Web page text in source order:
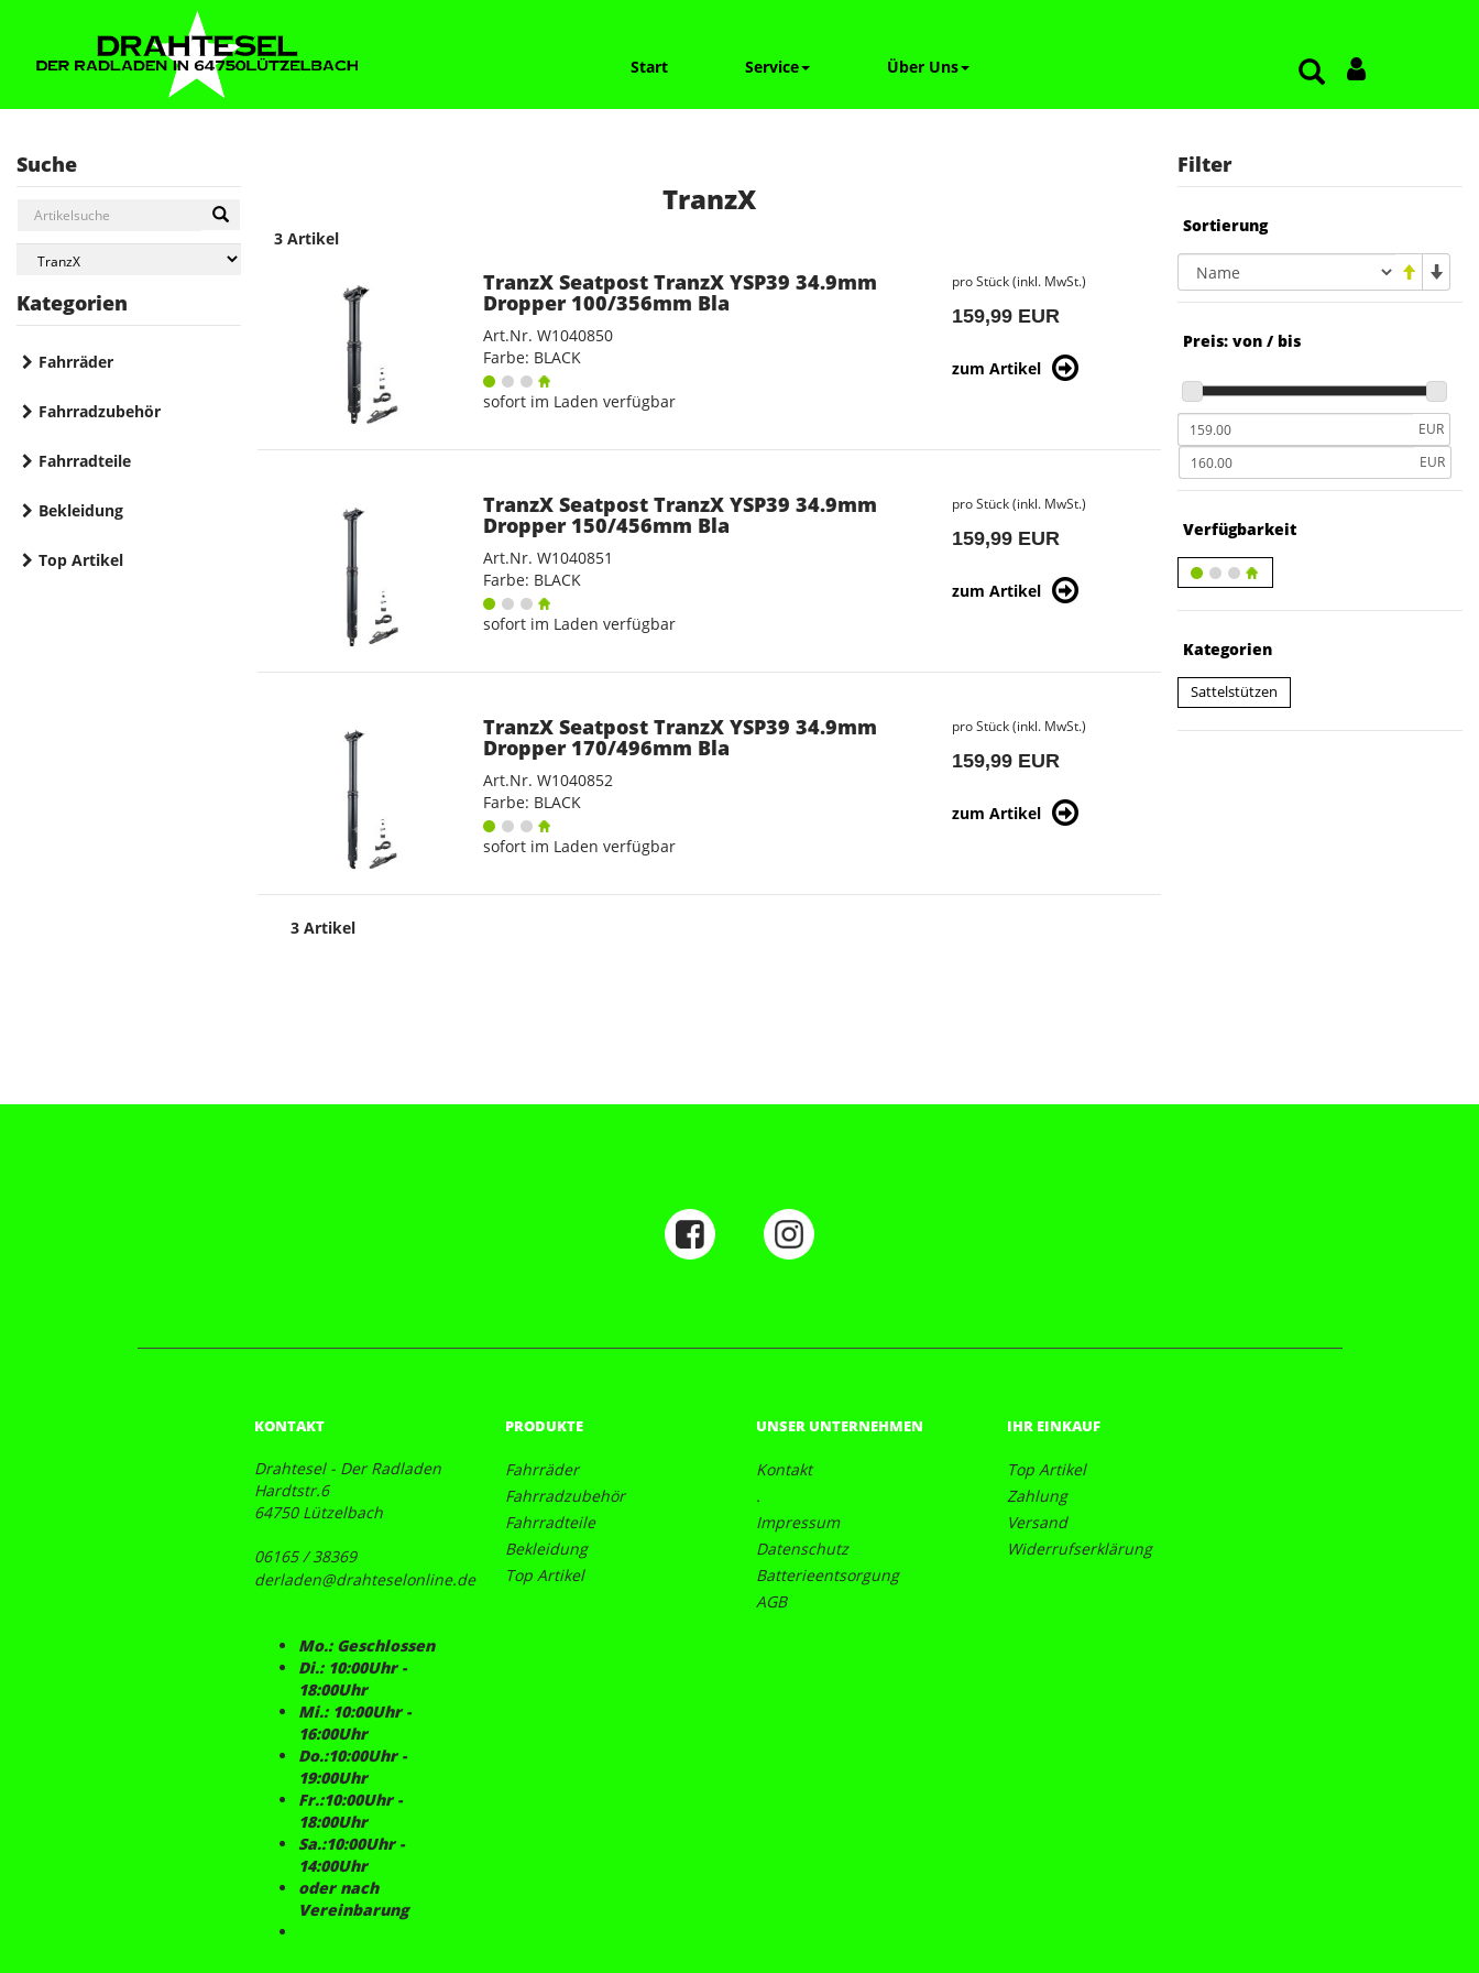
Start Service Über Uns
Suche
Kategorien
Fahrräder
Fahrradzubehör
Fahrradteile
Bekleidung
Top Artikel
TranzX
3 Artikel
TranzX Seatpost TranzX YSP39 34.9mm
Dropper 100/356mm Bla
Art.Nr. W1040850
Farbe: BLACK
sofort im Laden verfügbar
pro Stück (inkl. MwSt.)
159,99 EUR
zum Artikel
TranzX Seatpost TranzX YSP39 34.9mm
Dropper 150/456mm Bla
Art.Nr. W1040851
Farbe: BLACK
sofort im Laden verfügbar
pro Stück (inkl. MwSt.)
159,99 EUR
zum Artikel
TranzX Seatpost TranzX YSP39 34.9mm
Dropper 170/496mm Bla
Art.Nr. W1040852
Farbe: BLACK
sofort im Laden verfügbar
pro Stück (inkl. MwSt.)
159,99 EUR
zum Artikel
3 Artikel
Filter
Sortierung
Preis: von / bis
EUR
EUR
Verfügbarkeit
Kategorien
Sattelstützen
KONTAKT
Drahtesel - Der Radladen
Hardtstr.6
64750 Lützelbach
06165 / 38369
derladen@drahteselonline.de
Mo.: Geschlossen
Di.: 10:00Uhr -
18:00Uhr
Mi.: 10:00Uhr -
16:00Uhr
Do.:10:00Uhr -
19:00Uhr
Fr.:10:00Uhr -
18:00Uhr
Sa.:10:00Uhr -
14:00Uhr
oder nach
Vereinbarung
PRODUKTE
Fahrräder
Fahrradzubehör
Fahrradteile
Bekleidung
Top Artikel
UNSER UNTERNEHMEN
Kontakt
.
Impressum
Datenschutz
Batterieentsorgung
AGB
IHR EINKAUF
Top Artikel
Zahlung
Versand
Widerrufserklärung